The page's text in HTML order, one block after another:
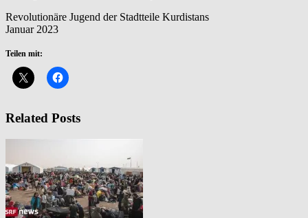
Revolutionäre Jugend der Stadtteile Kurdistans
Januar 2023
Teilen mit:
Related Posts